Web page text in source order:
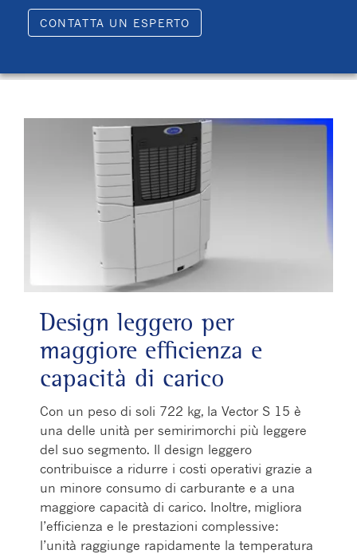
CONTATTA UN ESPERTO
Design leggero per
maggiore efficienza e
capacità di carico
Con un peso di soli 722 kg, la Vector S 15 è
una delle unità per semirimorchi più leggere
del suo segmento. Il design leggero
contribuisce a ridurre i costi operativi grazie a
un minore consumo di carburante e a una
maggiore capacità di carico. Inoltre, migliora
l’efficienza e le prestazioni complessive:
l’unità raggiunge rapidamente la temperatura